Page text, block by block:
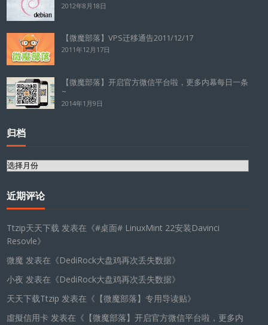
2012年8月18日
【微魔部落】VPS迁移通告2011/12/17
2011年12月17日
【微魔部落】开启官方微信平台啦，更多内幕每日一条
~
2014年1月9日
归档
归
近期评论
Ttzip天天下载 发表在《#桌面# LinuxMint 22安装Davinci
Resovle》
微魔 发表在《DediRock大盘鸡再次丢失数据》
小夜 发表在《DediRock大盘鸡再次丢失数据》
天天下载Ttzip 发表在《 【微魔部落】专用导读贴》
虛擬信用卡 发表在《 【微魔部落】开启官方微信平台啦，更多内